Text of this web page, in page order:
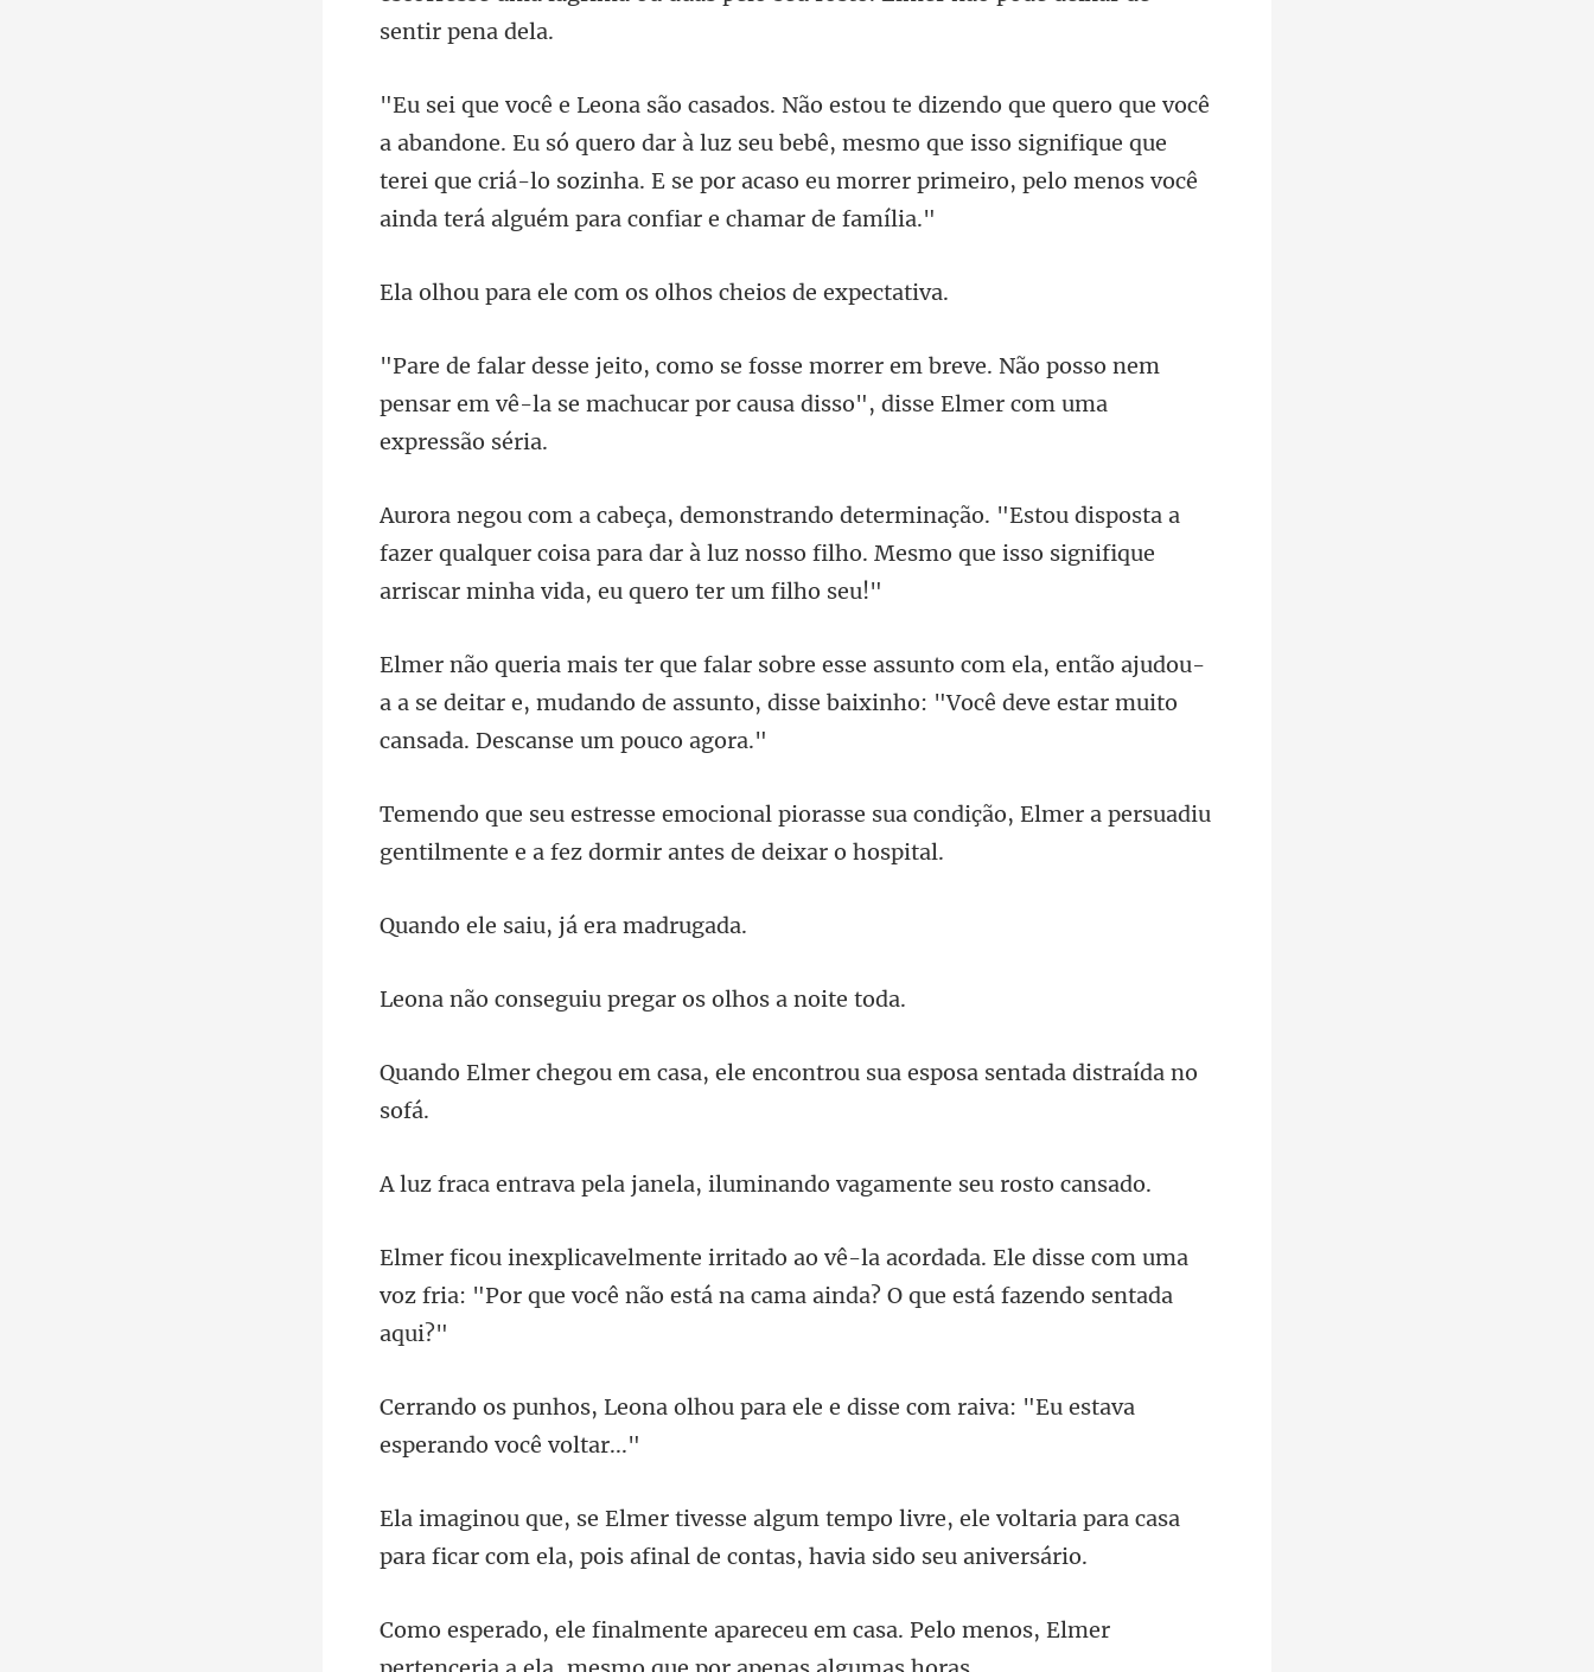
ó quero dar à luz seu bebê, mesmo que isso signifique que
terei que criá-lo sozinha. E se por
com os olhos chei
breve. Não posso nem
pensar em vê-la se machucar por
osta a
fazer qualquer coisa para dar à luz nosso filho. Mesmo que
, então ajudou-
a a se deitar e, mudando de assunto, disse baix
sua condição, Elmer a persuadiu
gentilment
saiu, já er
uiu pregar os ol
, ele encontrou sua esposa
janela, iluminando vaga
dada. Ele disse com uma
voz fria: "Por que você não
para ele e disse com raiva: "Eu
vre, ele voltaria para casa
para ficar com ela, p
m casa. Pelo menos, Elmer